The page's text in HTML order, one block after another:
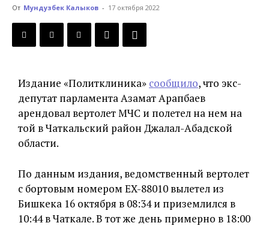
Кыргызстана
От Мундузбек Калыков - 17 октября 2022
Издание «Политклиника» сообщило, что экс-
депутат парламента Азамат Арапбаев
арендовал вертолет МЧС и полетел на нем на
той в Чаткальский район Джалал-Абадской
области.
По данным издания, ведомственный вертолет
с бортовым номером EX-88010 вылетел из
Бишкека 16 октября в 08:34 и приземлился в
10:44 в Чаткале. В тот же день примерно в 18:00